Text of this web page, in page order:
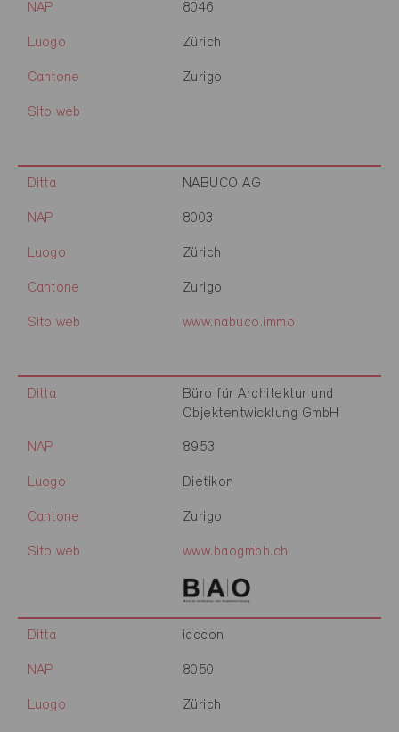
NAP 8046
Luogo Zürich
Cantone Zurigo
Sito web
Ditta NABUCO AG
NAP 8003
Luogo Zürich
Cantone Zurigo
Sito web www.nabuco.immo
Ditta
Büro für Architektur und
Objektentwicklung GmbH
NAP 8953
Luogo Dietikon
Cantone Zurigo
Sito web www.baogmbh.ch
Ditta icccon
NAP 8050
Luogo Zürich